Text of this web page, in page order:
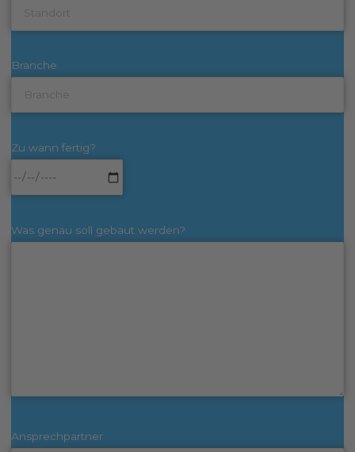
Branche
Zu wann fertig?
Was genau soll gebaut werden?
Ansprechpartner